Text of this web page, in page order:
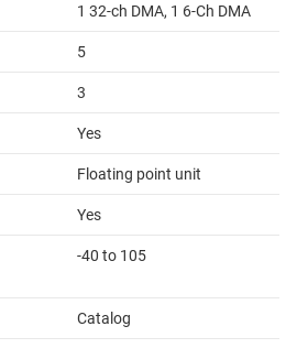
1 32-ch DMA, 1 6-Ch DMA
5
3
Yes
Floating point unit
Yes
-40 to 105
Catalog